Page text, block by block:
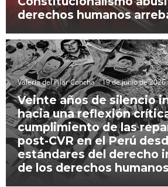
derechos humanos
Valeria del Pilar Concha 19 de junio de 2026
Veinte años de silencio
hacia una reflexión
cumplimiento de las
post-CVR en el Perú
estándares del derecho
de los derechos humanos